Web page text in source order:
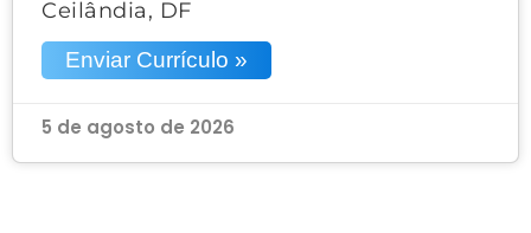
Ceilândia, DF
Enviar Currículo »
5 de agosto de 2026